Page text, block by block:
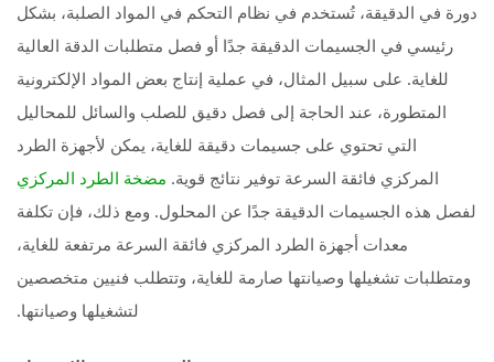
دورة في الدقيقة، تُستخدم في نظام التحكم في المواد الصلبة، بشكل
رئيسي في الجسيمات الدقيقة جدًا أو فصل متطلبات الدقة العالية
للغاية. على سبيل المثال، في عملية إنتاج بعض المواد الإلكترونية
المتطورة، عند الحاجة إلى فصل دقيق للصلب والسائل للمحاليل
التي تحتوي على جسيمات دقيقة للغاية، يمكن لأجهزة الطرد
المركزي فائقة السرعة توفير نتائج قوية. مضخة الطرد المركزي
لفصل هذه الجسيمات الدقيقة جدًا عن المحلول. ومع ذلك، فإن تكلفة
معدات أجهزة الطرد المركزي فائقة السرعة مرتفعة للغاية،
ومتطلبات تشغيلها وصيانتها صارمة للغاية، وتتطلب فنيين متخصصين
لتشغيلها وصيانتها.